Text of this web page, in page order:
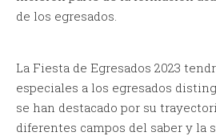
de los egresados.
La Fiesta de Egresados 2023
especiales a los egresados
se han destacado por su
diferentes campos del saber y la